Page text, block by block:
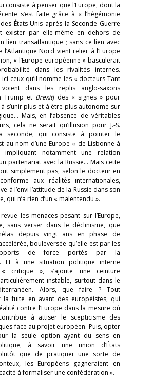
consiste à penser que l’Europe, dont la
s’est faite grâce à « l’hégémonie
États-Unis après la Seconde Guerre
exister par elle-même en dehors de
lien transatlantique ; sans ce lien avec
l’Atlantique Nord vient relier à l’Europe
« l’Europe européenne » basculerait
dans les rivalités internes.
ici ceux qu’il nomme les « docteurs Tant
dans les replis anglo-saxons
Trump et Brexit) des « signes » pour
s’unir plus et à être plus autonome sur
Mais, en l’absence de véritables
cela ne serait qu’illusion pour J.-S.
seconde, qui consiste à pointer le
au nom d’une Europe « de Lisbonne à
impliquant notamment une relation
partenariat avec la Russie… Mais cette
simplement pas, selon le docteur en
aux réalités internationales,
à l’envi l’attitude de la Russie dans son
qui n’a rien d’un « malentendu ».
les menaces pesant sur l’Europe,
sans verser dans le déclinisme, que
depuis vingt ans en phase de
bouleversée qu’elle est par les
de force portés par la
Et à une situation politique interne
critique », s’ajoute une ceinture
instable, surtout dans le
Alors, que faire ? Tout
la fuite en avant des européistes, qui
contre l’Europe dans la mesure où
à attiser le scepticisme des
face au projet européen. Puis, opter
la seule option ayant du sens en
à savoir une union d’États
que de pratiquer une sorte de
les Européens gagneraient en
à formaliser une confédération ».